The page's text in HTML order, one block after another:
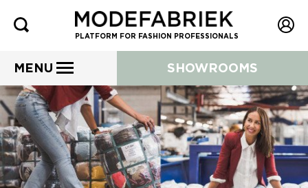
PLATFORM FOR FASHION PROFESSIONALS
MENU SHOWROOMS